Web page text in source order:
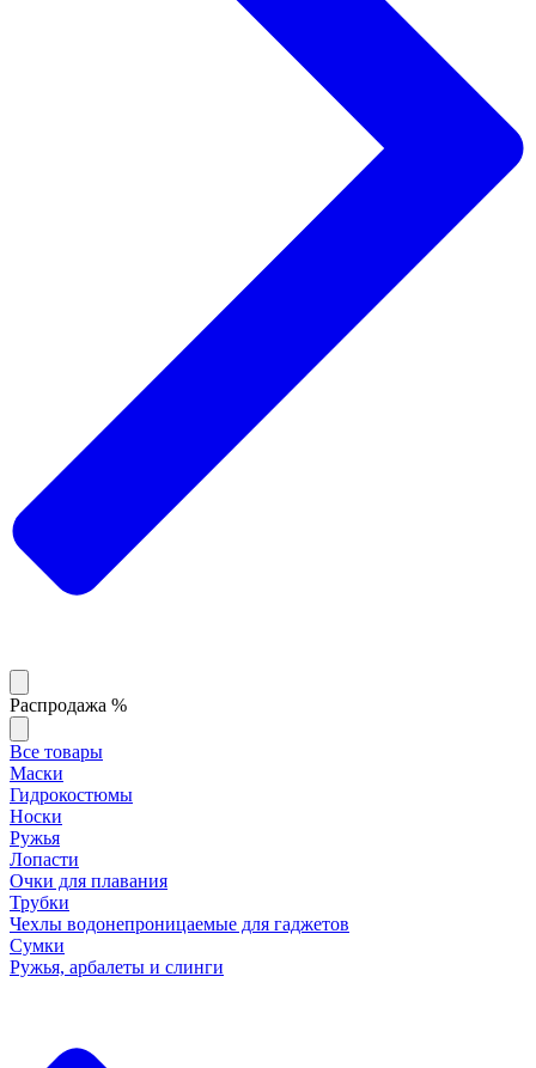
Распродажа %
Все товары
Маски
Гидрокостюмы
Носки
Ружья
Лопасти
Очки для плавания
Трубки
Чехлы водонепроницаемые для гаджетов
Сумки
Ружья, арбалеты и слинги